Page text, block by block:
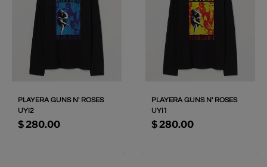
PLAYERA GUNS N' ROSES
UYI2
$ 280.00
PLAYERA GUNS N' ROSES
UYI1
$ 280.00